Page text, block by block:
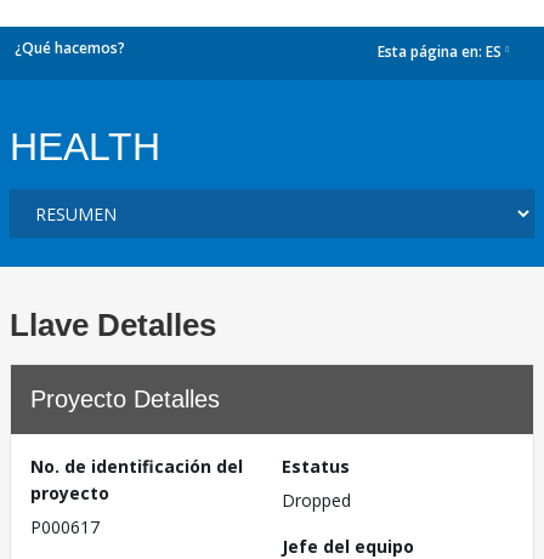
¿Qué hacemos? Esta página en: ES
HEALTH
Llave Detalles
Proyecto Detalles
No. de identificación del
proyecto
P000617
Estatus
Dropped
Jefe del equipo